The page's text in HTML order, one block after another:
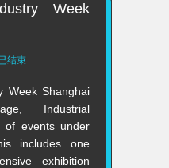
Week
结束
Week Shanghai
Industrial
of events under
includes one
exhibition